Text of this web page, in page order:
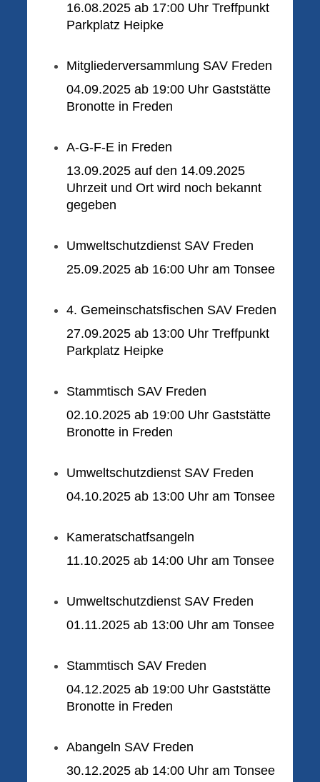
16.08.2025 ab 17:00 Uhr Treffpunkt
Parkplatz Heipke
Mitgliederversammlung SAV Freden
04.09.2025 ab 19:00 Uhr Gaststätte
Bronotte in Freden
A-G-F-E in Freden
13.09.2025 auf den 14.09.2025
Uhrzeit und Ort wird noch bekannt
gegeben
Umweltschutzdienst SAV Freden
25.09.2025 ab 16:00 Uhr am Tonsee
4. Gemeinschatsfischen SAV Freden
27.09.2025 ab 13:00 Uhr Treffpunkt
Parkplatz Heipke
Stammtisch SAV Freden
02.10.2025 ab 19:00 Uhr Gaststätte
Bronotte in Freden
Umweltschutzdienst SAV Freden
04.10.2025 ab 13:00 Uhr am Tonsee
Kameratschatfsangeln
11.10.2025 ab 14:00 Uhr am Tonsee
Umweltschutzdienst SAV Freden
01.11.2025 ab 13:00 Uhr am Tonsee
Stammtisch SAV Freden
04.12.2025 ab 19:00 Uhr Gaststätte
Bronotte in Freden
Abangeln SAV Freden
30.12.2025 ab 14:00 Uhr am Tonsee